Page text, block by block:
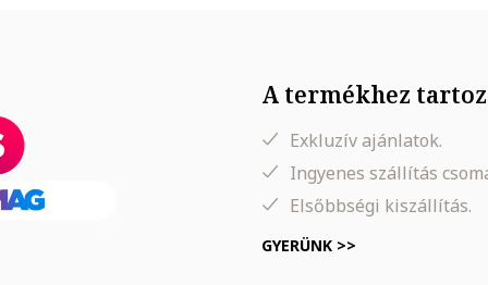
alkohollal, parfümmel, acetonnal, mosószerrel és koptató
A termékhez
Exkluzív ajánlatok.
Ingyenes szállítás
Elsőbbségi kiszállítás.
GYERÜNK >>